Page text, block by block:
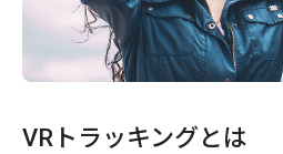
VRトラッキングとは